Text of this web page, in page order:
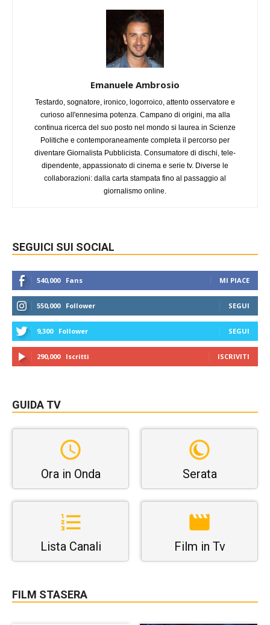
Emanuele Ambrosio
Testardo, sognatore, ironico, logorroico, attento osservatore e
curioso all'ennesima potenza. Campano di origini, ma alla
continua ricerca del suo posto nel mondo si laurea in Scienze
Politiche e contemporaneamente completa il percorso per
diventare Giornalista Pubblicista. Consumatore di dischi, tele-
dipendente, appassionato di cinema e serie tv. Diverse le
collaborazioni: dalla carta stampata fino al passaggio al
giornalismo online.
SEGUICI SUI SOCIAL
540,000 Fans MI PIACE
550,000 Follower SEGUI
9,300 Follower SEGUI
290,000 Iscritti ISCRIVITI
GUIDA TV
Ora in Onda Serata
Lista Canali Film in Tv
FILM STASERA